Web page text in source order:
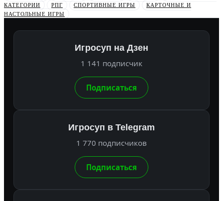
КАТЕГОРИИ
РПГ СПОРТИВНЫЕ ИГРЫ
КАРТОЧНЫЕ И
НАСТОЛЬНЫЕ ИГРЫ
Игросуп на Дзен
1 141 подписчик
Подписаться
Игросуп в Telegram
1 770 подписчиков
Подписаться